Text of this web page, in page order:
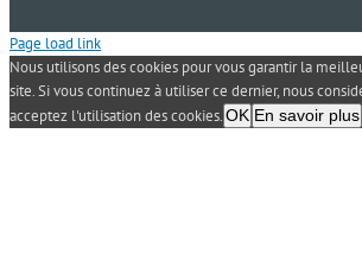
Page load link
Nous utilisons des cookies pour vous garantir la
site. Si vous continuez à utiliser ce dernier, nous
acceptez l'utilisation des cookies.OK En savoir plus